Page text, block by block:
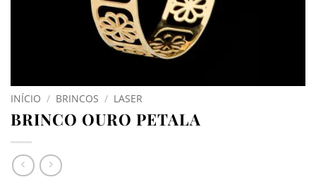
INÍCIO / BRINCOS / LASER
BRINCO OURO PETALA